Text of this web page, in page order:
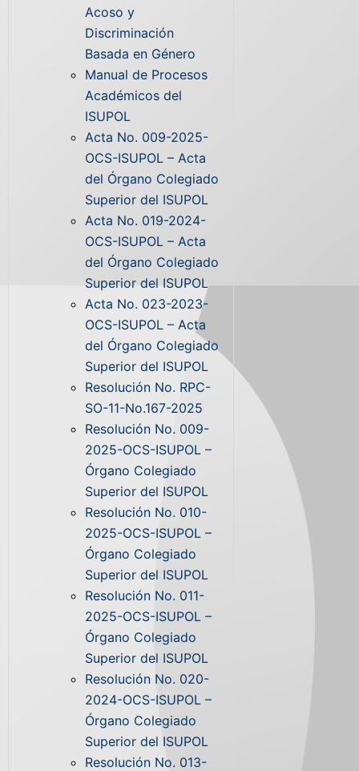
Acoso y
Discriminación
Basada en Género
Manual de Procesos
Académicos del
ISUPOL
Acta No. 009-2025-
OCS-ISUPOL – Acta
del Órgano Colegiado
Superior del ISUPOL
Acta No. 019-2024-
OCS-ISUPOL – Acta
del Órgano Colegiado
Superior del ISUPOL
Acta No. 023-2023-
OCS-ISUPOL – Acta
del Órgano Colegiado
Superior del ISUPOL
Resolución No. RPC-
SO-11-No.167-2025
Resolución No. 009-
2025-OCS-ISUPOL –
Órgano Colegiado
Superior del ISUPOL
Resolución No. 010-
2025-OCS-ISUPOL –
Órgano Colegiado
Superior del ISUPOL
Resolución No. 011-
2025-OCS-ISUPOL –
Órgano Colegiado
Superior del ISUPOL
Resolución No. 020-
2024-OCS-ISUPOL –
Órgano Colegiado
Superior del ISUPOL
Resolución No. 013-